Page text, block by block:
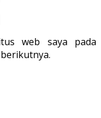
web saya pada